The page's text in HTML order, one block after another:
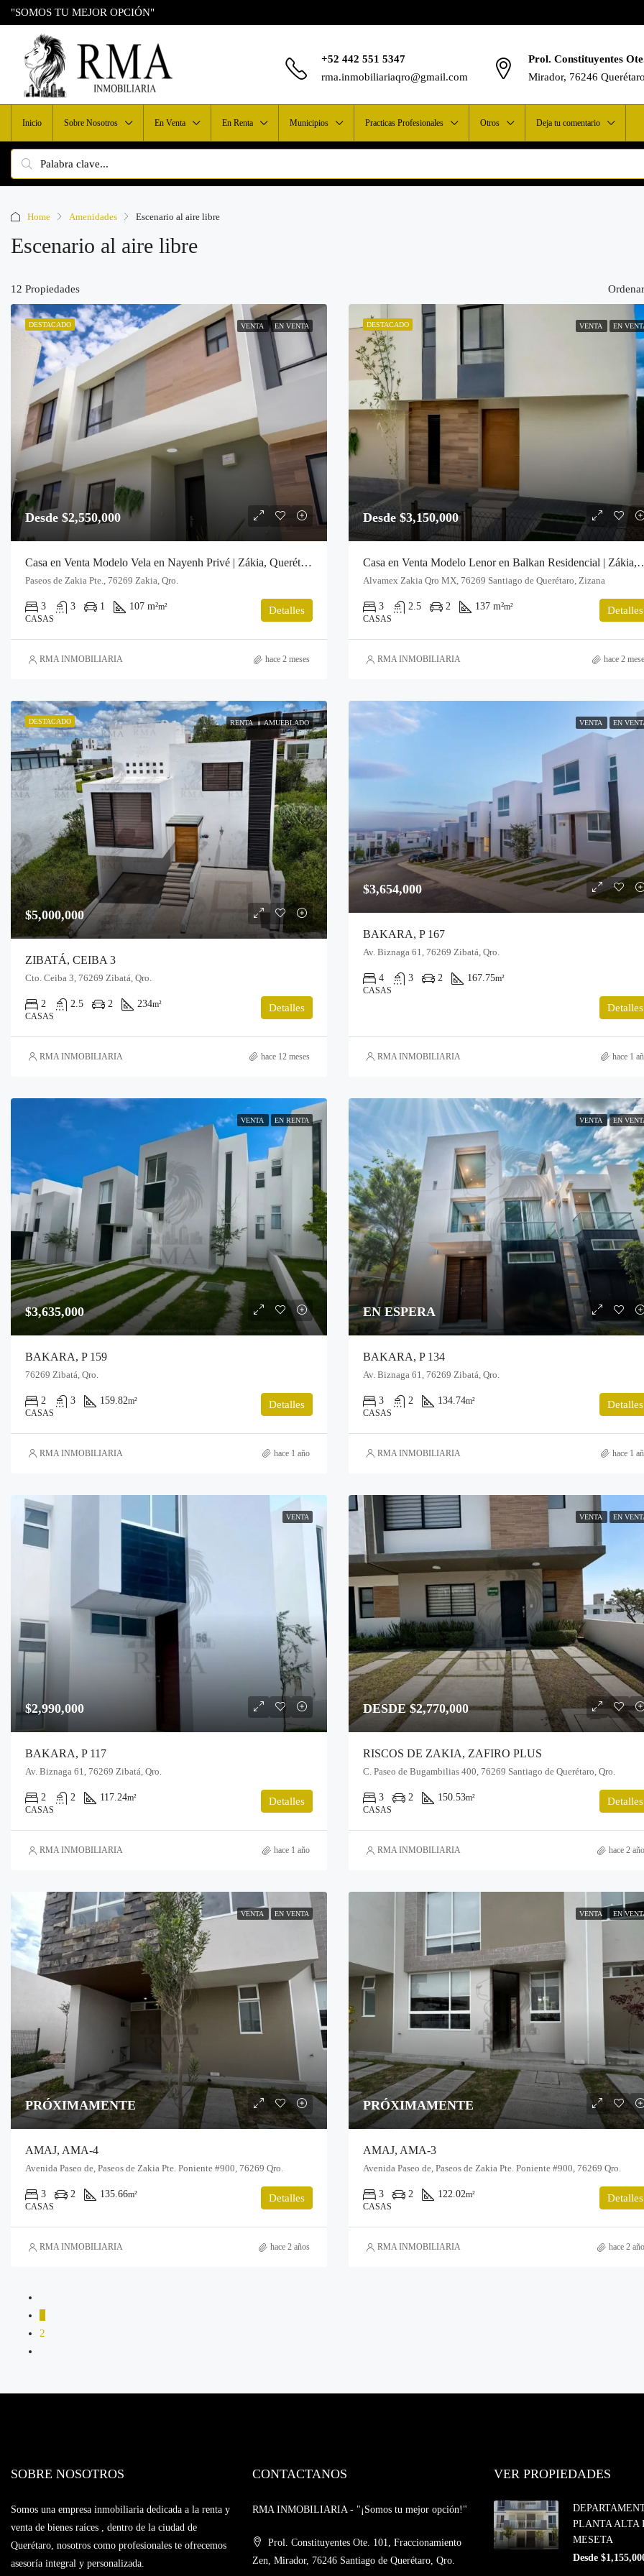
"SOMOS TU MEJOR OPCIÓN"
+52 442 551 5347
rma.inmobiliariaqro@gmail.com
Prol. Constituyentes
Mirador, 76246
Inicio Sobre Nosotros En Venta En Renta Municipios Practicas Profesionales Otros Deja tu comentario
Home Amenidades Escenario al aire libre
Escenario al aire libre
12 Propiedades
DESTACADO VENTA EN VENTA
Desde $2,550,000
Casa en Venta Modelo Vela en Nayenh Privé | Zákia, Querétaro
Paseos de Zakia Pte., 76269 Zakia, Qro.
3 3 1 107 m²m²
CASAS
Detalles
RMA INMOBILIARIA hace 2 meses
DESTACADO VENTA EN
Desde $3,150,000
Casa en Venta Modelo Lenor
Alvamex Zakia Qro MX, 76269 Santiago de Querétaro, Zizana
3 2.5 2 137 m²m²
CASAS
Detalles
RMA INMOBILIARIA hace 2
DESTACADO RENTA AMUEBLADO
$5,000,000
ZIBATÁ, CEIBA 3
Cto. Ceiba 3, 76269 Zibatá, Qro.
2 2.5 2 234m²
CASAS
Detalles
RMA INMOBILIARIA hace 12 meses
VENTA EN
$3,654,000
BAKARA, P 167
Av. Biznaga 61, 76269 Zibatá, Qro.
4 3 2 167.75m²
CASAS
Detalles
RMA INMOBILIARIA hace 1
VENTA EN RENTA
$3,635,000
BAKARA, P 159
76269 Zibatá, Qro.
2 3 159.82m²
CASAS
Detalles
RMA INMOBILIARIA hace 1 año
VENTA EN
EN ESPERA
BAKARA, P 134
Av. Biznaga 61, 76269 Zibatá, Qro.
3 2 134.74m²
CASAS
Detalles
RMA INMOBILIARIA hace 1
VENTA
$2,990,000
BAKARA, P 117
Av. Biznaga 61, 76269 Zibatá, Qro.
2 2 117.24m²
CASAS
Detalles
RMA INMOBILIARIA hace 1 año
VENTA EN
DESDE $2,770,000
RISCOS DE ZAKIA, ZAFIRO PLUS
C. Paseo de Bugambilias 400, 76269 Santiago de Querétaro, Qro.
3 2 150.53m²
CASAS
Detalles
RMA INMOBILIARIA hace 2
VENTA EN VENTA
PRÓXIMAMENTE
AMAJ, AMA-4
Avenida Paseo de, Paseos de Zakia Pte. Poniente #900, 76269 Qro.
3 2 135.66m²
CASAS
Detalles
RMA INMOBILIARIA hace 2 años
VENTA EN
PRÓXIMAMENTE
AMAJ, AMA-3
Avenida Paseo de, Paseos de Zakia Pte. Poniente #900, 76269 Qro.
3 2 122.02m²
CASAS
Detalles
RMA INMOBILIARIA hace 2
2
SOBRE NOSOTROS
Somos una empresa inmobiliaria dedicada a la renta y
venta de bienes raíces , dentro de la ciudad de
Querétaro, nosotros como profesionales te ofrecemos
asesoría integral y personalizada.
CONTACTANOS
RMA INMOBILIARIA - "¡Somos tu mejor opción!"
Prol. Constituyentes Ote. 101, Fraccionamiento
Zen, Mirador, 76246 Santiago de Querétaro, Qro.
VER PROPIEDADES
PLANTA ALTA
MESETA
Desde